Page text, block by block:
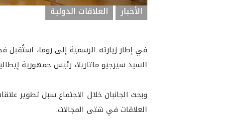
الأخبار العلاقات الدولية
السيد سيرجيو ماتاريلا، رئيس جمهورية
وبحث الجانبان خلال الاجتماع سبل تطوير
العلاقات في شتى المجالات.